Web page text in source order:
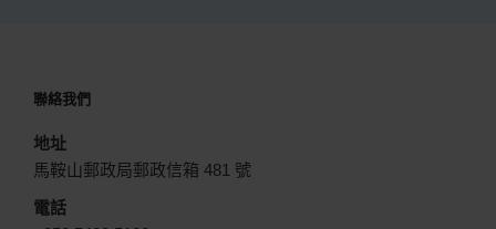
聯絡我們
地址
馬鞍山郵政局郵政信箱 481 號
電話